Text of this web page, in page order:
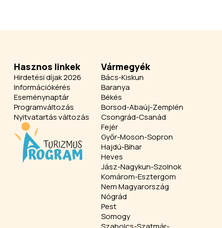
Hasznos linkek
Hirdetési díjak 2026
Információkérés
Eseménynaptár
Programváltozás
Nyitvatartás változás
Vármegyék
Bács-Kiskun
Baranya
Békés
Borsod-Abaúj-Zemplén
Csongrád-Csanád
Fejér
Győr-Moson-Sopron
Hajdú-Bihar
Heves
Jász-Nagykun-Szolnok
Komárom-Esztergom
Nem Magyarország
Nógrád
Pest
Somogy